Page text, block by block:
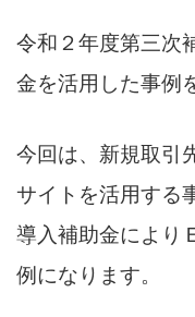
令和２年度第三次
金を活用した事例
今回は、新規取引
サイトを活用する
導入補助金により
例になります。